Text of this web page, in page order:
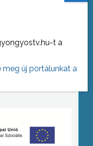
t a
meg új portálunkat a